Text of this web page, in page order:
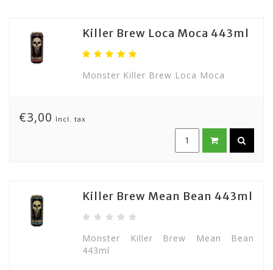
Killer Brew Loca Moca 443ml
Monster Killer Brew Loca Moca
€3,00 Incl. tax
Killer Brew Mean Bean 443ml
Monster Killer Brew Mean Bean
443ml